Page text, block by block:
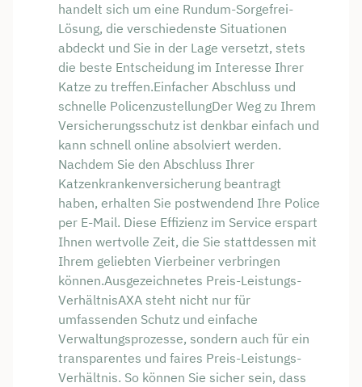
handelt sich um eine Rundum-Sorgefrei-
Lösung, die verschiedenste Situationen
abdeckt und Sie in der Lage versetzt, stets
die beste Entscheidung im Interesse Ihrer
Katze zu treffen.Einfacher Abschluss und
schnelle PolicenzustellungDer Weg zu Ihrem
Versicherungsschutz ist denkbar einfach und
kann schnell online absolviert werden.
Nachdem Sie den Abschluss Ihrer
Katzenkrankenversicherung beantragt
haben, erhalten Sie postwendend Ihre Police
per E-Mail. Diese Effizienz im Service erspart
Ihnen wertvolle Zeit, die Sie stattdessen mit
Ihrem geliebten Vierbeiner verbringen
können.Ausgezeichnetes Preis-Leistungs-
VerhältnisAXA steht nicht nur für
umfassenden Schutz und einfache
Verwaltungsprozesse, sondern auch für ein
transparentes und faires Preis-Leistungs-
Verhältnis. So können Sie sicher sein, dass